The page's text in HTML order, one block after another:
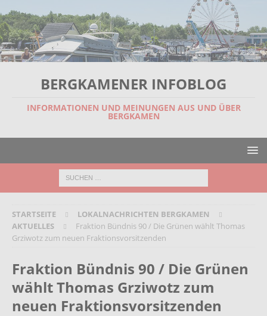
BERGKAMENER INFOBLOG
INFORMATIONEN UND MEINUNGEN AUS UND ÜBER
BERGKAMEN
STARTSEITE
LOKALNACHRICHTEN BERGKAMEN
AKTUELLES
Fraktion Bündnis 90 / Die Grünen wählt Thomas
Grziwotz zum neuen Fraktionsvorsitzenden
Fraktion Bündnis 90 / Die Grünen
wählt Thomas Grziwotz zum
neuen Fraktionsvorsitzenden